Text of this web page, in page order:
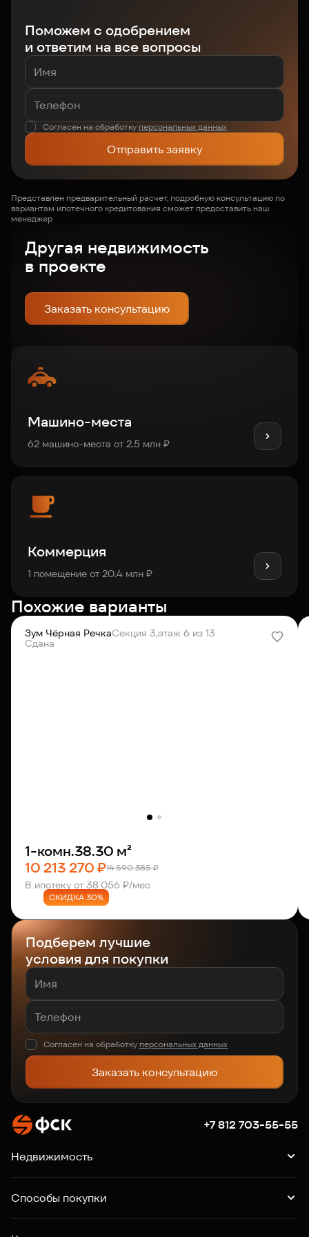
Поможем с одобрением
и ответим на все вопросы
Согласен на обработку персональных данных
Отправить заявку
Представлен предварительный расчет, подробную консультацию по
вариантам ипотечного кредитования сможет предоставить наш
менеджер
Другая недвижимость
в проекте
Заказать консультацию
Машино-места
62 машино-места от 2.5 млн ₽
Коммерция
1 помещение от 20.4 млн ₽
Похожие варианты
Зум Чёрная РечкаСекция 3,этаж 6 из 13
Сдана
1-комн.38.30 м²
10 213 270 ₽14 590 385 ₽
В ипотеку от 38 056 ₽/мес
СКИДКА 30%
Подберем лучшие
условия для покупки
Согласен на обработку персональных данных
Заказать консультацию
+7 812 703-55-55
Недвижимость
Квартиры
Машино-места
Коммерция
Способы покупки
Ипотека